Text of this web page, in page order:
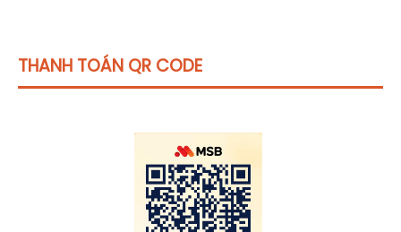
THANH TOÁN QR CODE